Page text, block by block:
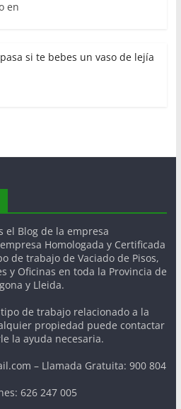
en
si te bebes un vaso de lejía
el Blog de la empresa
Homologada y Certificada
de trabajo de Vaciado de Pisos,
y Oficinas en toda la Provincia de
y Lleida.
de trabajo relacionado a la
propiedad puede contactar
la ayuda necesaria.
– Llamada Gratuita: 900 804
626 247 005